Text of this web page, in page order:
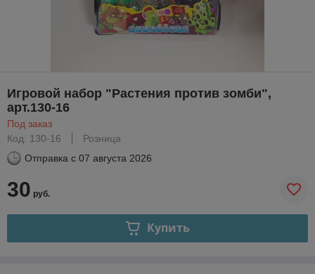
Игровой набор "Растения против зомби",
арт.130-16
Под заказ
Код: 130-16
Розница
Отправка с 07 августа 2026
30 руб.
Купить